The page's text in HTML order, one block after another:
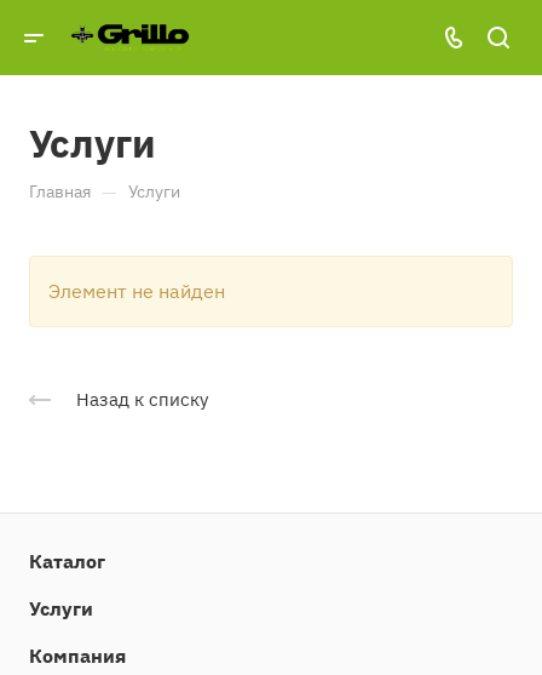
Услуги
Главная — Услуги
Элемент не найден
Назад к списку
Каталог
Услуги
Компания